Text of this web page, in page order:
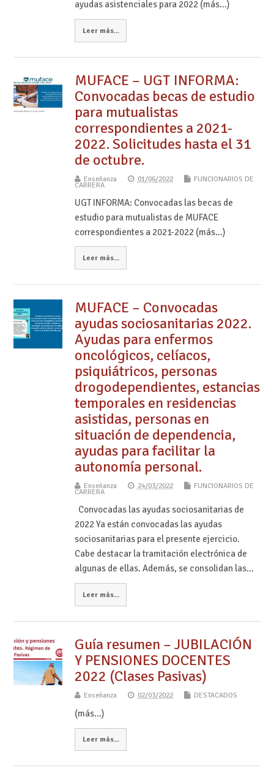
ayudas asistenciales para 2022 (más…)
Leer más...
MUFACE – UGT INFORMA:
Convocadas becas de estudio
para mutualistas
correspondientes a 2021-
2022. Solicitudes hasta el 31
de octubre.
Enseñanza 01/06/2022 FUNCIONARIOS DE
CARRERA
UGT INFORMA: Convocadas las becas de
estudio para mutualistas de MUFACE
correspondientes a 2021-2022 (más…)
Leer más...
MUFACE – Convocadas
ayudas sociosanitarias 2022.
Ayudas para enfermos
oncológicos, celíacos,
psiquiátricos, personas
drogodependientes, estancias
temporales en residencias
asistidas, personas en
situación de dependencia,
ayudas para facilitar la
autonomía personal.
Enseñanza 24/03/2022 FUNCIONARIOS DE
CARRERA
Convocadas las ayudas sociosanitarias de
2022 Ya están convocadas las ayudas
sociosanitarias para el presente ejercicio.
Cabe destacar la tramitación electrónica de
algunas de ellas. Además, se consolidan las…
Leer más...
Guía resumen – JUBILACIÓN
Y PENSIONES DOCENTES
2022 (Clases Pasivas)
Enseñanza 02/03/2022 DESTACADOS
(más…)
Leer más...